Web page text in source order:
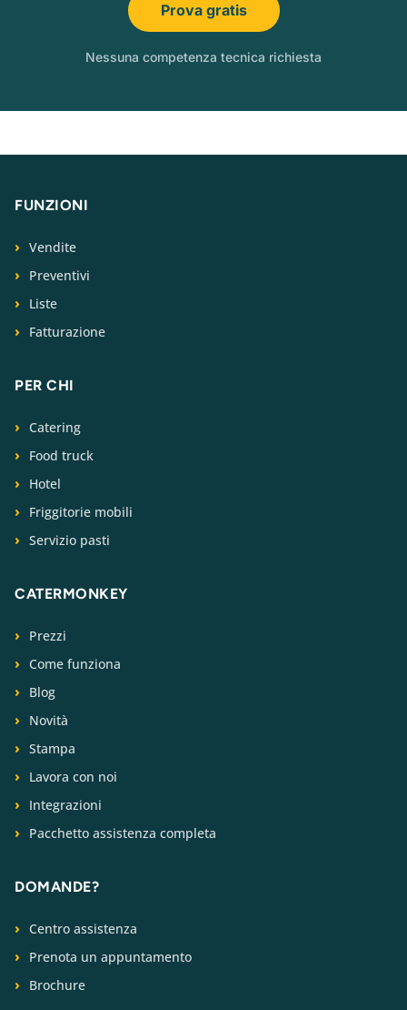
Prova gratis
Nessuna competenza tecnica richiesta
FUNZIONI
Vendite
Preventivi
Liste
Fatturazione
PER CHI
Catering
Food truck
Hotel
Friggitorie mobili
Servizio pasti
CATERMONKEY
Prezzi
Come funziona
Blog
Novità
Stampa
Lavora con noi
Integrazioni
Pacchetto assistenza completa
DOMANDE?
Centro assistenza
Prenota un appuntamento
Brochure